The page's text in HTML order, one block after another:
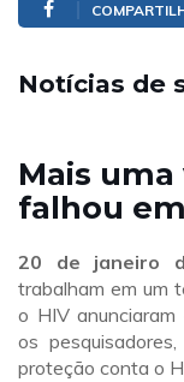
Notícias de
Mais
falhou
20 de janeiro
trabalham em um
o HIV
os
proteção conta o